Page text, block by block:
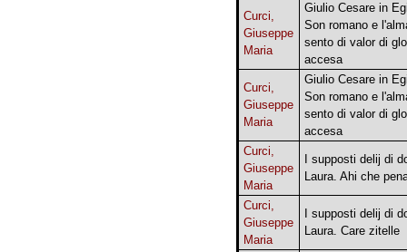
Curci,
Giuseppe
Maria
Giulio Cesare in
Son romano e
sento di valor di
accesa
Curci,
Giuseppe
Maria
Giulio Cesare in
Son romano e
sento di valor di
accesa
Curci,
Giuseppe
Maria
I supposti delij di
Laura. Ahi che
Curci,
Giuseppe
Maria
I supposti delij di
Laura. Care zitelle